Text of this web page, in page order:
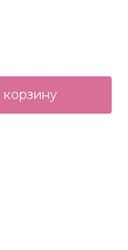
корзину